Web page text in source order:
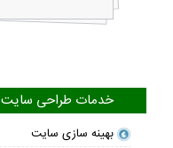
خدمات طراحی سایت
بهینه سازی سایت